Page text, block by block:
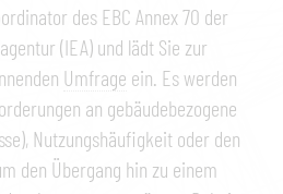
des EBC Annex 70 der
(IEA) und lädt Sie zur
Umfrage ein. Es werden
an gebäudebezogene
Nutzungshäufigkeit oder den
den Übergang hin zu einem